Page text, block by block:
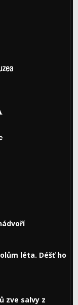
léta. Déšť ho
zve salvy z